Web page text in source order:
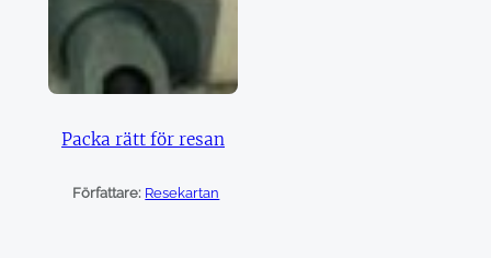
Packa rätt för resan
Författare: Resekartan